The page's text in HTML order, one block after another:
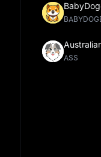
ASS